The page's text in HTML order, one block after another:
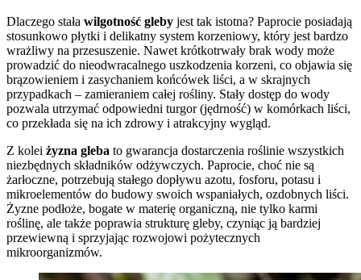
Dlaczego stała wilgotność gleby jest tak istotna? Paprocie posiadają
stosunkowo płytki i delikatny system korzeniowy, który jest bardzo
wrażliwy na przesuszenie. Nawet krótkotrwały brak wody może
prowadzić do nieodwracalnego uszkodzenia korzeni, co objawia się
brązowieniem i zasychaniem końcówek liści, a w skrajnych
przypadkach – zamieraniem całej rośliny. Stały dostęp do wody
pozwala utrzymać odpowiedni turgor (jędrność) w komórkach liści,
co przekłada się na ich zdrowy i atrakcyjny wygląd.
Z kolei żyzna gleba to gwarancja dostarczenia roślinie wszystkich
niezbędnych składników odżywczych. Paprocie, choć nie są
żarłoczne, potrzebują stałego dopływu azotu, fosforu, potasu i
mikroelementów do budowy swoich wspaniałych, ozdobnych liści.
Żyzne podłoże, bogate w materię organiczną, nie tylko karmi
roślinę, ale także poprawia strukturę gleby, czyniąc ją bardziej
przewiewną i sprzyjając rozwojowi pożytecznych
mikroorganizmów.